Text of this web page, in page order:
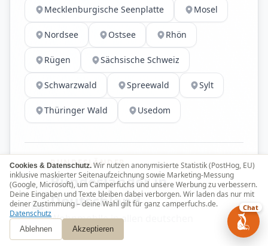
Mecklenburgische Seenplatte Mosel
Nordsee Ostsee Rhön
Rügen Sächsische Schweiz
Schwarzwald Spreewald Sylt
Thüringer Wald Usedom
BUNDESLÄNDER
Bundesländer in
Deutschland
Wohnmobile in allen deutschen
Bundesländern
Cookies & Datenschutz. Wir nutzen anonymisierte Statistik (PostHog, EU)
inklusive maskierter Seitenaufzeichnung sowie Marketing-Messung
(Google, Microsoft), um Camperfuchs und unsere Werbung zu verbessern.
Deine Eingaben und Texte bleiben dabei verborgen. Wir laden das nur mit
deiner Zustimmung – deine Wahl gilt für ganz camperfuchs.de.
Datenschutz
Ablehnen Akzeptieren
Chat